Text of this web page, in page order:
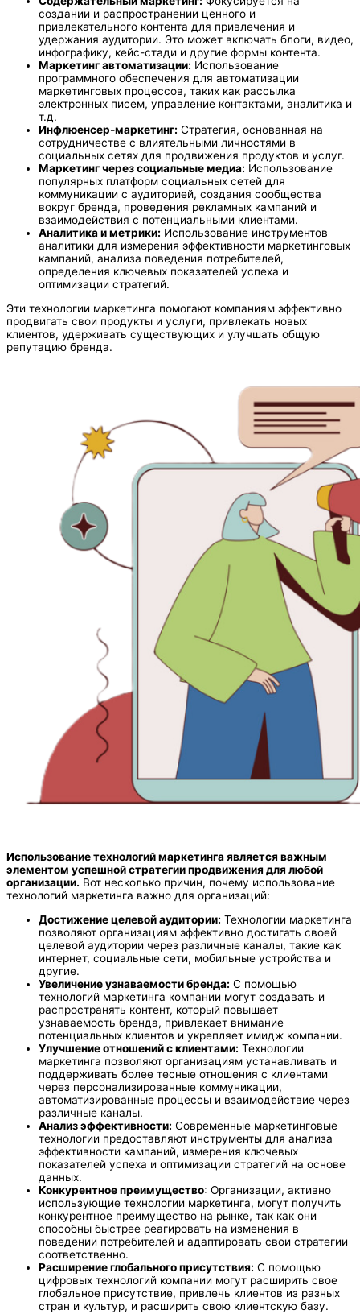
создании и распространении ценного и
привлекательного контента для привлечения и
удержания аудитории. Это может включать блоги, видео,
инфографику, кейс-стади и другие формы контента.
Маркетинг автоматизации: Использование
программного обеспечения для автоматизации
маркетинговых процессов, таких как рассылка
электронных писем, управление контактами, аналитика и
т.д.
Инфлюенсер-маркетинг: Стратегия, основанная на
сотрудничестве с влиятельными личностями в
социальных сетях для продвижения продуктов и услуг.
Маркетинг через социальные медиа: Использование
популярных платформ социальных сетей для
коммуникации с аудиторией, создания сообщества
вокруг бренда, проведения рекламных кампаний и
взаимодействия с потенциальными клиентами.
Аналитика и метрики: Использование инструментов
аналитики для измерения эффективности маркетинговых
кампаний, анализа поведения потребителей,
определения ключевых показателей успеха и
оптимизации стратегий.
Эти технологии маркетинга помогают компаниям эффективно
продвигать свои продукты и услуги, привлекать новых
клиентов, удерживать существующих и улучшать общую
репутацию бренда.
Использование технологий маркетинга является важным
элементом успешной стратегии продвижения для любой
организации. Вот несколько причин, почему использование
технологий маркетинга важно для организаций:
Достижение целевой аудитории: Технологии маркетинга
позволяют организациям эффективно достигать своей
целевой аудитории через различные каналы, такие как
интернет, социальные сети, мобильные устройства и
другие.
Увеличение узнаваемости бренда: С помощью
технологий маркетинга компании могут создавать и
распространять контент, который повышает
узнаваемость бренда, привлекает внимание
потенциальных клиентов и укрепляет имидж компании.
Улучшение отношений с клиентами: Технологии
маркетинга позволяют организациям устанавливать и
поддерживать более тесные отношения с клиентами
через персонализированные коммуникации,
автоматизированные процессы и взаимодействие через
различные каналы.
Анализ эффективности: Современные маркетинговые
технологии предоставляют инструменты для анализа
эффективности кампаний, измерения ключевых
показателей успеха и оптимизации стратегий на основе
данных.
Конкурентное преимущество: Организации, активно
использующие технологии маркетинга, могут получить
конкурентное преимущество на рынке, так как они
способны быстрее реагировать на изменения в
поведении потребителей и адаптировать свои стратегии
соответственно.
Расширение глобального присутствия: С помощью
цифровых технологий компании могут расширить свое
глобальное присутствие, привлечь клиентов из разных
стран и культур, и расширить свою клиентскую базу.